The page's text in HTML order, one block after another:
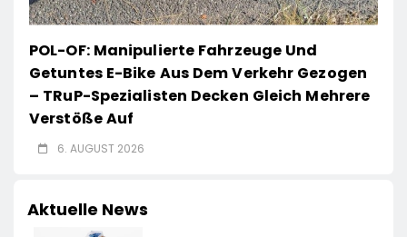
POL-OF: Manipulierte Fahrzeuge Und
Getuntes E-Bike Aus Dem Verkehr Gezogen
– TRuP-Spezialisten Decken Gleich Mehrere
Verstöße Auf
6. AUGUST 2026
Aktuelle News